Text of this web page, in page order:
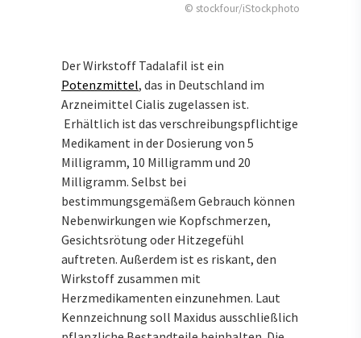
© stockfour/iStockphoto
Der Wirkstoff Tadalafil ist ein
Potenzmittel, das in Deutschland im
Arzneimittel Cialis zugelassen ist.
Erhältlich ist das verschreibungspflichtige
Medikament in der Dosierung von 5
Milligramm, 10 Milligramm und 20
Milligramm. Selbst bei
bestimmungsgemäßem Gebrauch können
Nebenwirkungen wie Kopfschmerzen,
Gesichtsrötung oder Hitzegefühl
auftreten. Außerdem ist es riskant, den
Wirkstoff zusammen mit
Herzmedikamenten einzunehmen. Laut
Kennzeichnung soll Maxidus ausschließlich